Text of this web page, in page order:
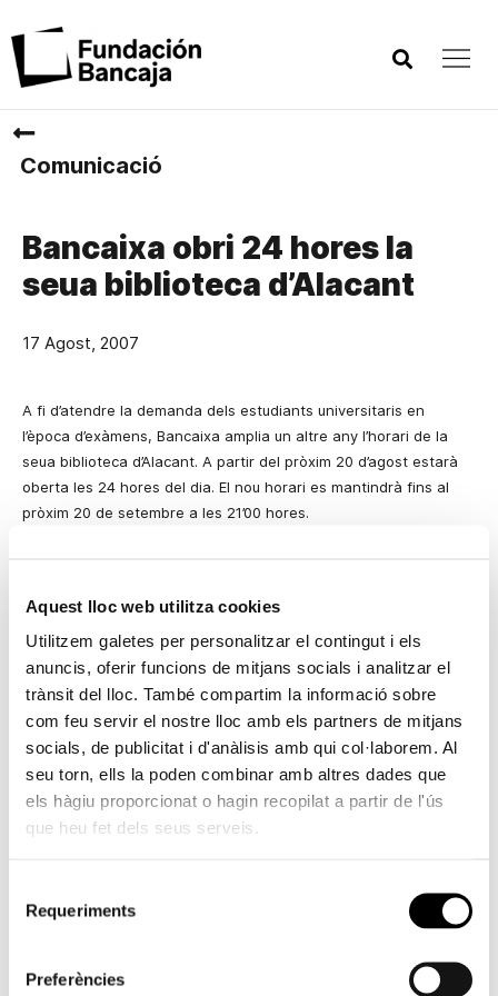
Aquest lloc web utilitza cookies
Utilitzem galetes per personalitzar el contingut i els
anuncis, oferir funcions de mitjans socials i analitzar el
trànsit del lloc. També compartim la informació sobre
com feu servir el nostre lloc amb els partners de mitjans
socials, de publicitat i d'anàlisis amb qui col·laborem. Al
seu torn, ells la poden combinar amb altres dades que
els hàgiu proporcionat o hagin recopilat a partir de l'ús
que heu fet dels seus serveis.
Requeriments
Preferències
Comunicació
Bancaixa obri 24 hores la
seua biblioteca d’Alacant
17 Agost, 2007
A fi d’atendre la demanda dels estudiants universitaris en
l’època d’exàmens, Bancaixa amplia un altre any l’horari de la
seua biblioteca d’Alacant. A partir del pròxim 20 d’agost estarà
oberta les 24 hores del dia. El nou horari es mantindrà fins al
pròxim 20 de setembre a les 21’00 hores.
l’entitat va decidir continuar facilitant les seues instal·lacions 24
iniciativa d’ampliació de l’horari de la biblioteca es realitza també
al juny i gener, coincidint amb les altres dues èpoques d’estudi
intensiu.
La Fundació Bancaixa compleix així una de les directrius
marcades en el seu pla estratègic, on una de les línies
d’actuació prioritàries és la dedicada a Joves i, dins d’esta, el
programa específic de Formació.
sentit, cal assenyalar que, el 2006, 31.425 persones van usar la
precisament en els períodes en els quals la biblioteca obri les 24
hores. Gener i febrer van ser els mesos que major afluència